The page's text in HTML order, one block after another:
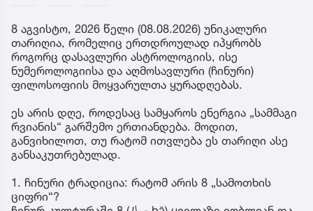
8 აგვისტო, 2026 წელი (08.08.2026) უნიკალური
თარიღია, რომელიც ერთდროულად იპყრობს
როგორც დასავლური ასტროლოგიის, ისე
ნუმეროლოგიისა და აღმოსავლური (ჩინური)
ფილოსოფიის მოყვარულთა ყურადღებას.
ეს არის დღე, როდესაც სამყაროს ენერგია „სამმაგი
რვიანის“ გარშემო ერთიანდება. მოდით,
განვიხილოთ, თუ რატომ ითვლება ეს თარიღი ასე
განსაკუთრებულად.
1. ჩინური ტრადიცია: რატომ არის 8 „სამოთხის
ციფრი“?